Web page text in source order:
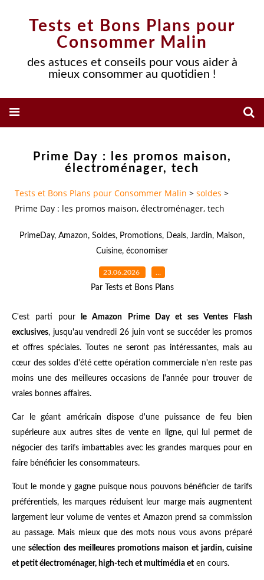
Tests et Bons Plans pour
Consommer Malin
des astuces et conseils pour vous aider à
mieux consommer au quotidien !
Prime Day : les promos maison,
électroménager, tech
Tests et Bons Plans pour Consommer Malin > soldes >
Prime Day : les promos maison, électroménager, tech
PrimeDay, Amazon, Soldes, Promotions, Deals, Jardin, Maison,
Cuisine, économiser
23.06.2026 …
Par Tests et Bons Plans
C'est parti pour le Amazon Prime Day et ses Ventes Flash
exclusives, jusqu'au vendredi 26 juin vont se succéder les promos
et offres spéciales. Toutes ne seront pas intéressantes, mais au
cœur des soldes d'été cette opération commerciale n'en reste pas
moins une des meilleures occasions de l'année pour trouver de
vraies bonnes affaires.
Car le géant américain dispose d'une puissance de feu bien
supérieure aux autres sites de vente en ligne, qui lui permet de
négocier des tarifs imbattables avec les grandes marques pour en
faire bénéficier les consommateurs.
Tout le monde y gagne puisque nous pouvons bénéficier de tarifs
préférentiels, les marques réduisent leur marge mais augmentent
largement leur volume de ventes et Amazon prend sa commission
au passage. Mais mieux que des mots nous vous avons préparé
unesélection des meilleures promotions maison et jardin, cuisine
et petit électroménager, high-tech et multimédia et en cours.